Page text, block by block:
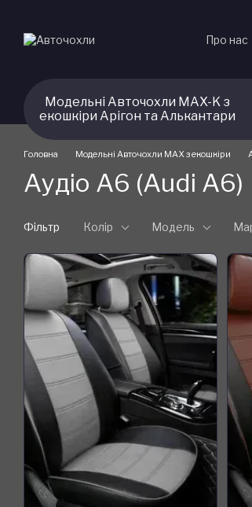
Про нас
Модельні Авточохли MAX-K з
екошкіри Арігон та Алькантари
Головна Модельні Авточохли MAX з екошкіри
Аудіо А6 (Audi A6)
Фільтр Колір Модель